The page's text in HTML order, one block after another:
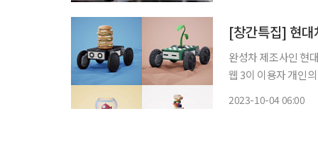
[창간특집] 현
완성차 제조사인 현
웹 3이 이용자 개인
2023-10-04 06:00